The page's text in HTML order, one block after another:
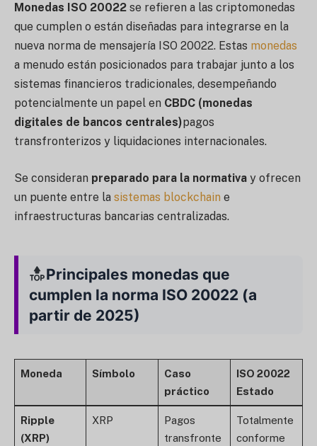
Monedas ISO 20022 se refieren a las criptomonedas
que cumplen o están diseñadas para integrarse en la
nueva norma de mensajería ISO 20022. Estas monedas
a menudo están posicionados para trabajar junto a los
sistemas financieros tradicionales, desempeñando
potencialmente un papel en CBDC (monedas
digitales de bancos centrales)pagos
transfronterizos y liquidaciones internacionales.
Se consideran preparado para la normativa y ofrecen
un puente entre la sistemas blockchain e
infraestructuras bancarias centralizadas.
Principales monedas que
cumplen la norma ISO 20022 (a
partir de 2025)
Moneda Símbolo
Caso
práctico
ISO 20022
Estado
Ripple
(XRP)
XRP
Pagos
transfronte
Totalmente
conforme